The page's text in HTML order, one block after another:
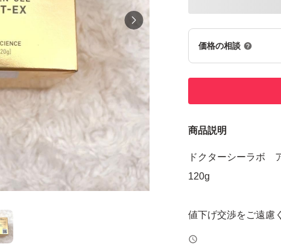
価格の相談
商品説明
ドクターシーラボ
120g
値下げ交渉をご遠慮